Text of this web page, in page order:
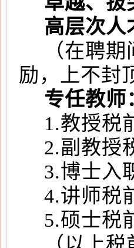
高层次人
（在聘
励，上不封
专任教师
1.教授税
2.副教授
3.博士入
4.讲师税
5.硕士税